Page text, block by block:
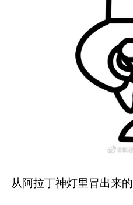
从阿拉丁神灯里冒出来的